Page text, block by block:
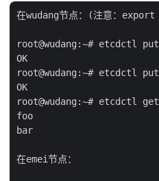
在wudang节点：(注意：export
root@wudang:~# etcdctl
OK
root@wudang:~# etcdctl
OK
root@wudang:~# etcdctl
foo
bar
在emei节点：